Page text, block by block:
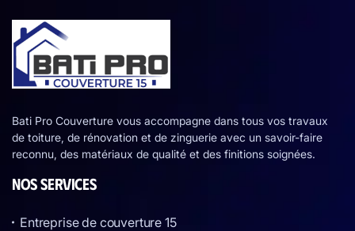
Bati Pro Couverture vous accompagne dans tous vos travaux
de toiture, de rénovation et de zinguerie avec un savoir-faire
reconnu, des matériaux de qualité et des finitions soignées.
NOS SERVICES
Entreprise de couverture 15